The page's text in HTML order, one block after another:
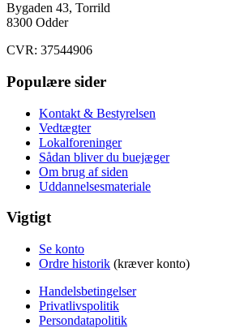
Bygaden 43, Torrild
8300 Odder
CVR: 37544906
Populære sider
Kontakt & Bestyrelsen
Vedtægter
Lokalforeninger
Sådan bliver du buejæger
Om brug af siden
Uddannelsesmateriale
Vigtigt
Se konto
Ordre historik (kræver konto)
Handelsbetingelser
Privatlivspolitik
Persondatapolitik